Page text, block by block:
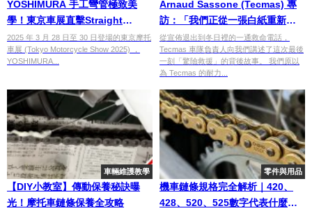
YOSHIMURA 手工彎管極致美
學！東京車展直擊Straight
Cyclone構造秘密、令和時代
Z1！
2025 年 3 月 28 日至 30 日登場的東京摩托
車展 (Tokyo Motorcycle Show 2025) ，
YOSHIMURA...
Arnaud Sassone (Tecmas) 專
訪：「我們正從一張白紙重新開
始」
從宣佈退出到冬日裡的一通救命電話，
Tecmas 車隊負責人向我們講述了這次最後
一刻「驚險救援」的背後故事。 我們原以
為 Tecmas 的耐力...
車輛維護教學
【DIY小教室】傳動保養秘訣曝
光！摩托車鏈條保養全攻略
零件與用品
機車鏈條規格完全解析｜420、
428、520、525數字代表什麼？